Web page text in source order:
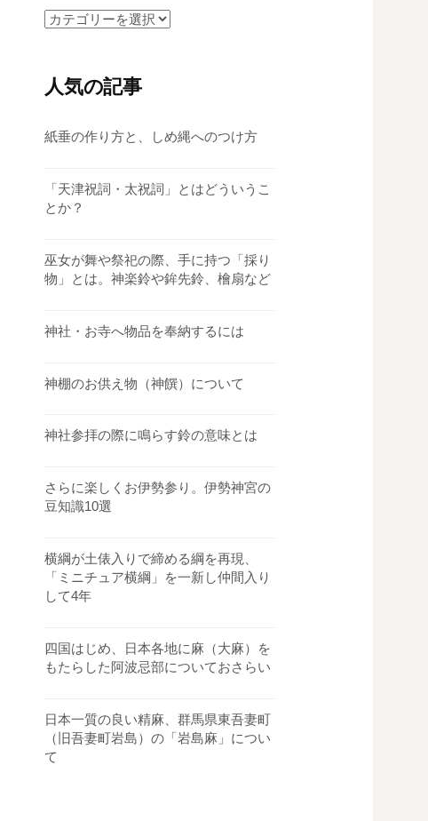
ブ
カ
リ
人気の記事
紙垂の作り方と、しめ縄へのつけ方
「天津祝詞・太祝詞」とはどういうこ
とか？
巫女が舞や祭祀の際、手に持つ「採り
物」とは。神楽鈴や鉾先鈴、檜扇など
神社・お寺へ物品を奉納するには
神棚のお供え物（神饌）について
神社参拝の際に鳴らす鈴の意味とは
さらに楽しくお伊勢参り。伊勢神宮の
豆知識10選
横綱が土俵入りで締める綱を再現、
「ミニチュア横綱」を一新し仲間入り
して4年
四国はじめ、日本各地に麻（大麻）を
もたらした阿波忌部についておさらい
日本一質の良い精麻、群馬県東吾妻町
（旧吾妻町岩島）の「岩島麻」につい
て